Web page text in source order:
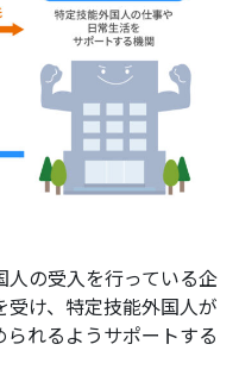
の受入を行っている企
け、特定技能外国人が
れるようサポートする